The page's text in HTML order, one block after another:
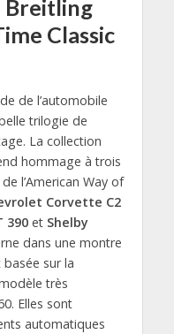
Breitling
Classic
de l’automobile
trilogie de
La collection
hommage à trois
l’American Way of
Corvette C2
390et Shelby
dans une montre
sur la
très
Elles sont
automatiques